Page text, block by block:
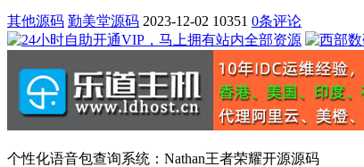
其他源码 勤美堂源码 2023-12-02 10351 0条评论
个性化语音包查询系统：Nathan王者荣耀开源源码